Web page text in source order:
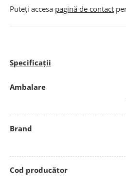
Puteți accesa pagină de contact
Specificații
Ambalare
Brand
Cod producător